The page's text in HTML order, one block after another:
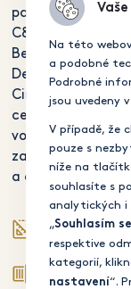
patří Konzum,
C&A, New Yorker,
Bershka, Müller,
Deichmann nebo
CineStar.
centra dále
volnočasová část
zahrnující kino,
a dětskou zónu.
25 800 m2
100 %
Na této
a podobné
Podrobné
jsou uvedeny v
V případě, že
pouze s
níže na
souhlasíte s
analytických i
„Souhlasím
respektive
kategorií,
nastavení“.